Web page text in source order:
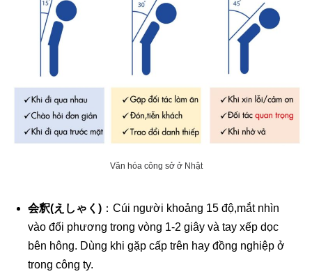
Văn hóa công sở ở Nhật
会釈(えしゃく) ：Cúi người khoảng 15 độ,mắt nhìn
vào đối phương trong vòng 1-2 giây và tay xếp dọc
bên hông. Dùng khi gặp cấp trên hay đồng nghiệp ở
trong công ty.